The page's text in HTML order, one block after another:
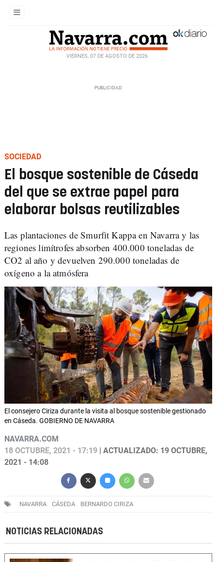
VIERNES, 07 DE AGOSTO DE 2026
SOCIEDAD
El bosque sostenible de Cáseda
del que se extrae papel para
elaborar bolsas reutilizables
Las plantaciones de Smurfit Kappa en Navarra y las
regiones limítrofes absorben 400.000 toneladas de
CO2 al año y devuelven 290.000 toneladas de
oxígeno a la atmósfera
El consejero Ciriza durante la visita al bosque sostenible gestionado
en Cáseda. GOBIERNO DE NAVARRA
NAVARRA.COM
18 OCTUBRE, 2021 - 17:19 | ACTUALIZADO: 19 OCTUBRE,
2021 - 14:08
NAVARRA CÁSEDA BERNARDO CIRIZA
NOTICIAS RELACIONADAS